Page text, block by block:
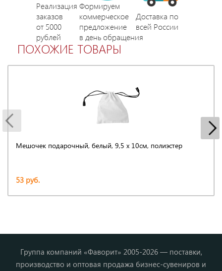
Реализация
заказов
от 5000
рублей
Формируем
коммерческое
предложение
в день обращения
Доставка по
всей России
ПОХОЖИЕ ТОВАРЫ
Мешочек подарочный, белый, 9,5 х 10см, полиэстер
53 руб.
Группа компаний «Фаворит» 2005-2026 — поставки,
производство и оптовая продажа бизнес-сувениров и